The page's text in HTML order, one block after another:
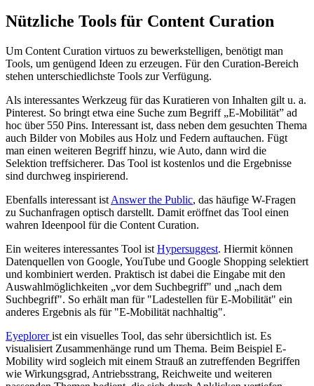
Nützliche Tools für Content Curation
Um Content Curation virtuos zu bewerkstelligen, benötigt man
Tools, um genügend Ideen zu erzeugen. Für den Curation-Bereich
stehen unterschiedlichste Tools zur Verfügung.
Als interessantes Werkzeug für das Kuratieren von Inhalten gilt u. a.
Pinterest. So bringt etwa eine Suche zum Begriff „E-Mobilität” ad
hoc über 550 Pins. Interessant ist, dass neben dem gesuchten Thema
auch Bilder von Mobiles aus Holz und Federn auftauchen. Fügt
man einen weiteren Begriff hinzu, wie Auto, dann wird die
Selektion treffsicherer. Das Tool ist kostenlos und die Ergebnisse
sind durchweg inspirierend.
Ebenfalls interessant ist Answer the Public, das häufige W-Fragen
zu Suchanfragen optisch darstellt. Damit eröffnet das Tool einen
wahren Ideenpool für die Content Curation.
Ein weiteres interessantes Tool ist Hypersuggest. Hiermit können
Datenquellen von Google, YouTube und Google Shopping selektiert
und kombiniert werden. Praktisch ist dabei die Eingabe mit den
Auswahlmöglichkeiten „vor dem Suchbegriff" und „nach dem
Suchbegriff". So erhält man für "Ladestellen für E-Mobilität" ein
anderes Ergebnis als für "E-Mobilität nachhaltig".
Eyeplorerist ein visuelles Tool, das sehr übersichtlich ist. Es
visualisiert Zusammenhänge rund um Thema. Beim Beispiel E-
Mobility wird sogleich mit einem Strauß an zutreffenden Begriffen
wie Wirkungsgrad, Antriebsstrang, Reichweite und weiteren